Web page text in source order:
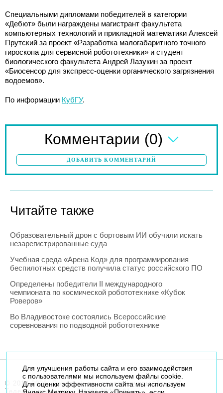
Специальными дипломами победителей в категории
«Дебют» были награждены магистрант факультета
компьютерных технологий и прикладной математики Алексей
Прутский за проект «Разработка малогабаритного точного
гироскопа для сервисной робототехники» и студент
биологического факультета Андрей Лазукин за проект
«Биосенсор для экспресс-оценки органического загрязнения
водоемов».
По информации КубГУ.
Комментарии (0)
ДОБАВИТЬ КОММЕНТАРИЙ
Читайте также
Образовательный дрон с бортовым ИИ обучили искать
незарегистрированные суда
Учебная среда «Арена Код» для программирования
беспилотных средств получила статус российского ПО
Определены победители II международного
чемпионата по космической робототехнике «Кубок
Роверов»
Во Владивостоке состоялись Всероссийские
соревнования по подводной робототехнике
© 2014-2026. Robogeek.ru - проект группы “Текарт”.
Телефон редакции+7(495) 790-7591
Для улучшения работы сайта и его взаимодействия
с пользователями мы используем файлы cookie.
Для оценки эффективности сайта мы используем